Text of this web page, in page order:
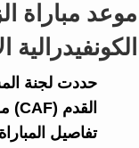
موعد مباراة
الكونفيدرالية
حددت لجنة
القدم (CAF)
تفاصيل